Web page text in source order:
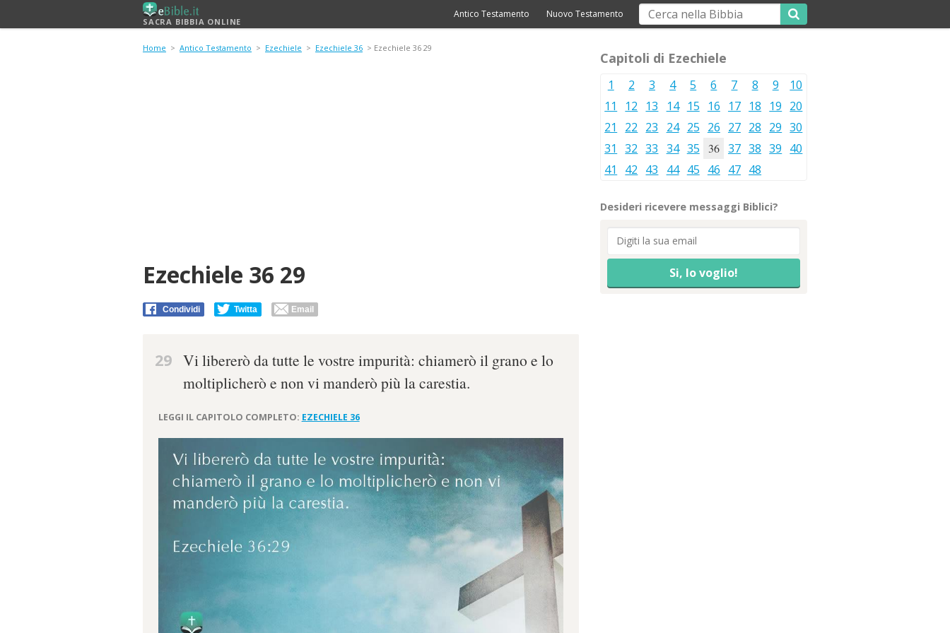
SACRA BIBBIA ONLINE
Antico Testamento Nuovo Testamento
Home > Antico Testamento > Ezechiele > Ezechiele 36 > Ezechiele 36 29
Ezechiele 36 29
Condividi Twitta Email
29 Vi libererò da tutte le vostre impurità: chiamerò il grano e lo
moltiplicherò e non vi manderò più la carestia.
LEGGI IL CAPITOLO COMPLETO: EZECHIELE 36
Capitoli di Ezechiele
1 2 3 4 5 6 7 8 9
10
11
12 13 14 15 16 17 18 19 20
21
22 23 24 25 26 27 28 29 30
31
32 33 34 35 36 37 38 39 40
41
42 43 44 45 46 47 48
Desideri ricevere messaggi Biblici?